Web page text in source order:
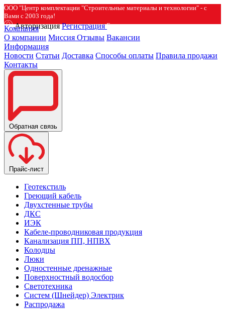
ООО "Центр комплектации "Строительные материалы и технологии" - с
Вами с 2003 года!
Авторизация Регистрация
Компания
О компании Миссия Отзывы Вакансии
Информация
Новости Статьи Доставка Способы оплаты Правила продажи
Контакты
Обратная связь
Прайс-лист
Геотекстиль
Греющий кабель
Двухстенные трубы
ДКС
ИЭК
Кабеле-проводниковая продукция
Канализация ПП, НПВХ
Колодцы
Люки
Одностенные дренажные
Поверхностный водосбор
Светотехника
Систем (Шнейдер) Электрик
Распродажа